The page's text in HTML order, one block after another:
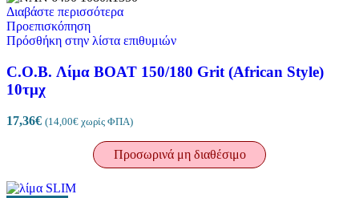
Διαβάστε περισσότερα
Προεπισκόπηση
Πρόσθήκη στην λίστα επιθυμιών
C.O.B. Λίμα BOAT 150/180 Grit (African Style)
10τμχ
17,36€ (14,00€ χωρίς ΦΠΑ)
Προσωρινά μη διαθέσιμο